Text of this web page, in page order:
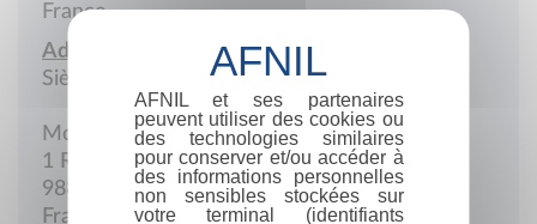
France
Adresse :
Siège social
Motor-Pool
1 Rue de l'Observatoire
98800 Nouméa
France
AFNIL et ses partenaires
peuvent utiliser des cookies ou
des technologies similaires
pour conserver et/ou accéder à
des informations personnelles
non sensibles stockées sur
votre terminal (identifiants